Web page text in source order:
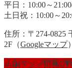
平日：10:00～
土日祝：10:00～
住所：〒274-0825
2F（Googleマップ）
店舗マップ情報(